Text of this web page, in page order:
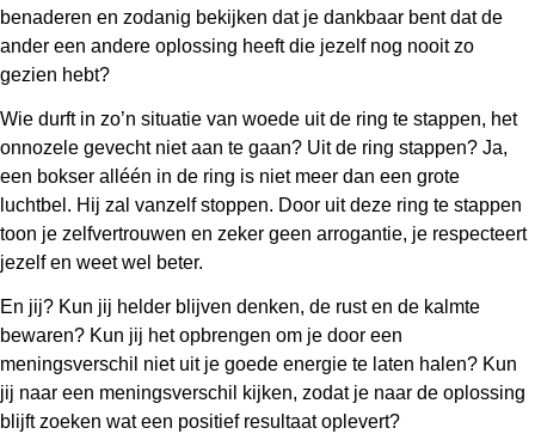
benaderen en zodanig bekijken dat je dankbaar bent dat de
ander een andere oplossing heeft die jezelf nog nooit zo
gezien hebt?
Wie durft in zo’n situatie van woede uit de ring te stappen, het
onnozele gevecht niet aan te gaan? Uit de ring stappen? Ja,
een bokser alléén in de ring is niet meer dan een grote
luchtbel. Hij zal vanzelf stoppen. Door uit deze ring te stappen
toon je zelfvertrouwen en zeker geen arrogantie, je respecteert
jezelf en weet wel beter.
En jij? Kun jij helder blijven denken, de rust en de kalmte
bewaren? Kun jij het opbrengen om je door een
meningsverschil niet uit je goede energie te laten halen? Kun
jij naar een meningsverschil kijken, zodat je naar de oplossing
blijft zoeken wat een positief resultaat oplevert?